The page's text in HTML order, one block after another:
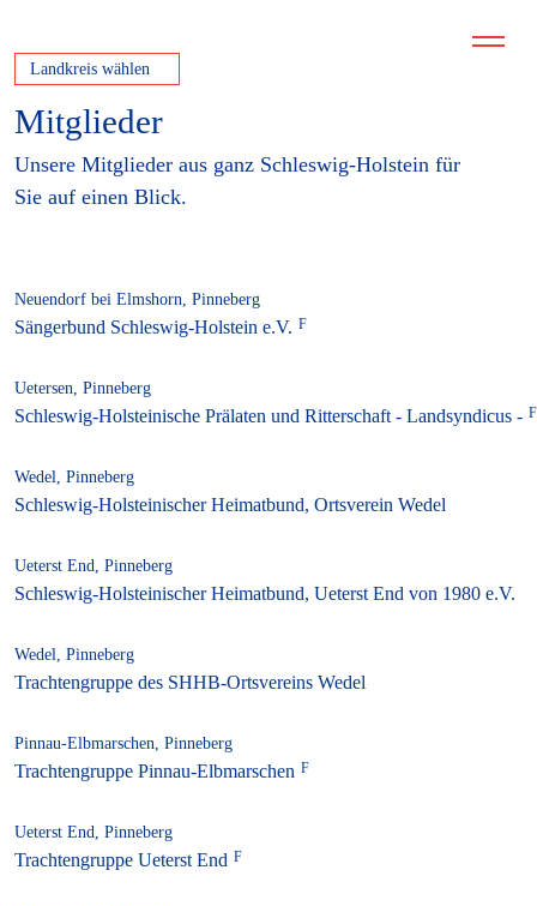
Landkreis wählen
Mitglieder
Unsere Mitglieder aus ganz Schleswig-Holstein für
Sie auf einen Blick.
Neuendorf bei Elmshorn, Pinneberg
Sängerbund Schleswig-Holstein e.V.
Uetersen, Pinneberg
Schleswig-Holsteinische Prälaten und Ritterschaft - Landsyndicus -
Wedel, Pinneberg
Schleswig-Holsteinischer Heimatbund, Ortsverein Wedel
Ueterst End, Pinneberg
Schleswig-Holsteinischer Heimatbund, Ueterst End von 1980 e.V.
Wedel, Pinneberg
Trachtengruppe des SHHB-Ortsvereins Wedel
Pinnau-Elbmarschen, Pinneberg
Trachtengruppe Pinnau-Elbmarschen
Ueterst End, Pinneberg
Trachtengruppe Ueterst End